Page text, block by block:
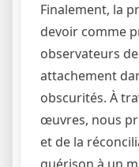
Finalement, la
devoir comme
observateurs
attachement
obscurités. À
œuvres, nous
et de la